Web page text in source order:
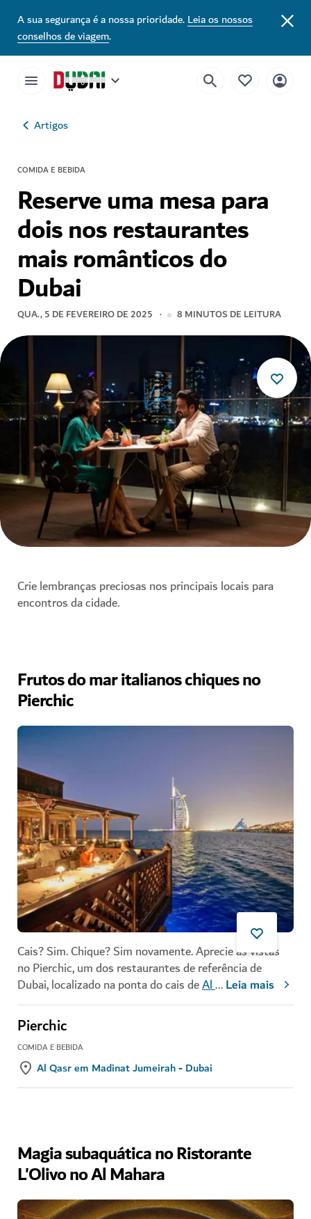
A sua segurança é a nossa prioridade.Leia os nossos
conselhos de viagem.
Artigos
COMIDA E BEBIDA
Reserve uma mesa para
dois nos restaurantes
mais românticos do
Dubai
QUA., 5 DE FEVEREIRO DE 2025 8 MINUTOS DE LEITURA
Crie lembranças preciosas nos principais locais para
encontros da cidade.
Frutos do mar italianos chiques no
Pierchic
Cais? Sim. Chique? Sim novamente. Aprecie as vistas
no Pierchic, um dos restaurantes de referência de
Dubai, localizado na ponta do cais deAl...Leia mais
Pierchic
COMIDA E BEBIDA
Al Qasr em Madinat Jumeirah - Dubai
Magia subaquática no Ristorante
L'Olivo no Al Mahara